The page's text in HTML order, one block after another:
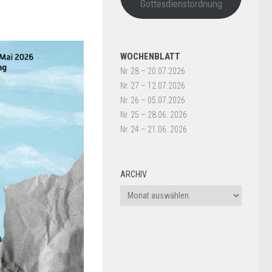
Gottesdienstordnung
WOCHENBLATT
Nr. 28 – 20.07.2026
Nr. 27 – 12.07.2026
Nr. 26 – 05.07.2026
Nr. 25 – 28.06..2026
Nr. 24 – 21.06..2026
ARCHIV
Archiv